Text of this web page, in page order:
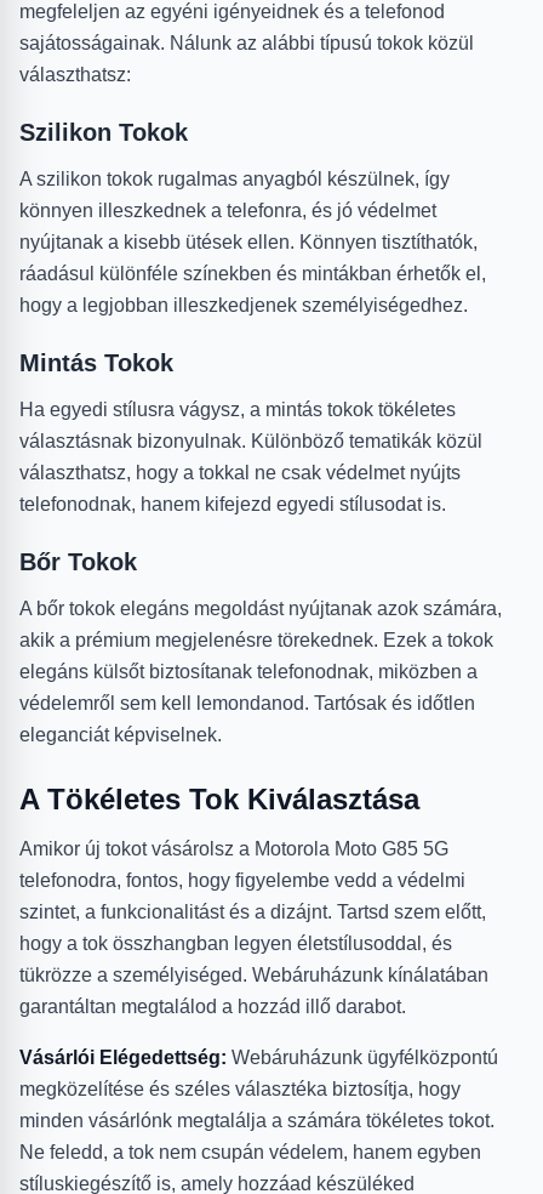
megfeleljen az egyéni igényeidnek és a telefonod
sajátosságainak. Nálunk az alábbi típusú tokok közül
választhatsz:
Szilikon Tokok
A szilikon tokok rugalmas anyagból készülnek, így
könnyen illeszkednek a telefonra, és jó védelmet
nyújtanak a kisebb ütések ellen. Könnyen tisztíthatók,
ráadásul különféle színekben és mintákban érhetők el,
hogy a legjobban illeszkedjenek személyiségedhez.
Mintás Tokok
Ha egyedi stílusra vágysz, a mintás tokok tökéletes
választásnak bizonyulnak. Különböző tematikák közül
választhatsz, hogy a tokkal ne csak védelmet nyújts
telefonodnak, hanem kifejezd egyedi stílusodat is.
Bőr Tokok
A bőr tokok elegáns megoldást nyújtanak azok számára,
akik a prémium megjelenésre törekednek. Ezek a tokok
elegáns külsőt biztosítanak telefonodnak, miközben a
védelemről sem kell lemondanod. Tartósak és időtlen
eleganciát képviselnek.
A Tökéletes Tok Kiválasztása
Amikor új tokot vásárolsz a Motorola Moto G85 5G
telefonodra, fontos, hogy figyelembe vedd a védelmi
szintet, a funkcionalitást és a dizájnt. Tartsd szem előtt,
hogy a tok összhangban legyen életstílusoddal, és
tükrözze a személyiséged. Webáruházunk kínálatában
garantáltan megtalálod a hozzád illő darabot.
Vásárlói Elégedettség: Webáruházunk ügyfélközpontú
megközelítése és széles választéka biztosítja, hogy
minden vásárlónk megtalálja a számára tökéletes tokot.
Ne feledd, a tok nem csupán védelem, hanem egyben
stíluskiegészítő is, amely hozzáad készüléked